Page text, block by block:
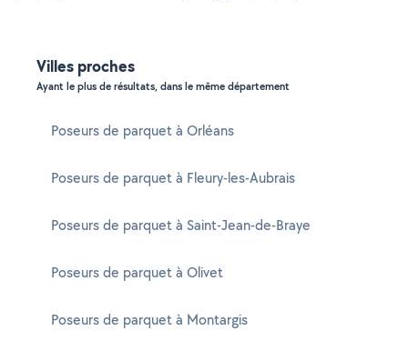
Villes proches
Ayant le plus de résultats, dans le même département
Poseurs de parquet à Orléans
Poseurs de parquet à Fleury-les-Aubrais
Poseurs de parquet à Saint-Jean-de-Braye
Poseurs de parquet à Olivet
Poseurs de parquet à Montargis